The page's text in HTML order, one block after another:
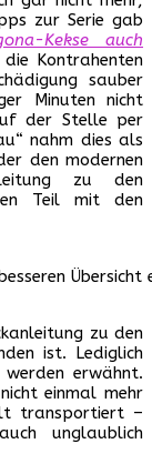
zur Serie gab
Kekse auch
die Kontrahenten
sauber
Minuten nicht
der Stelle per
nahm dies als
den modernen
zu den
Teil mit den
Übersicht
zu den
ist. Lediglich
erwähnt.
einmal mehr
transportiert –
unglaublich